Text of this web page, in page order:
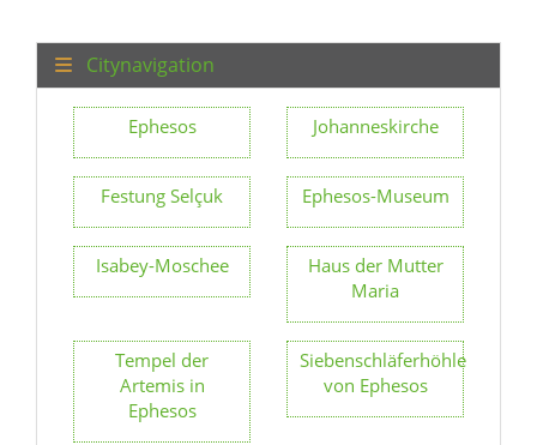
Citynavigation
Ephesos Johanneskirche
Festung Selçuk Ephesos-Museum
Isabey-Moschee
Haus der Mutter
Maria
Tempel der
Artemis in
Ephesos
Siebenschläferhöhle
von Ephesos